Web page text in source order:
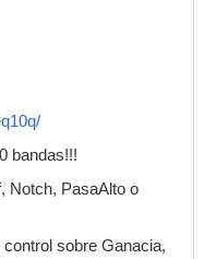
bandas!!!
Notch, PasaAlto o
sobre Ganacia,